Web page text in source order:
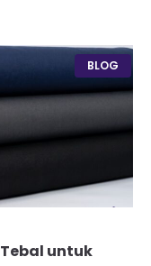
kaos lain
BLOG
untuk